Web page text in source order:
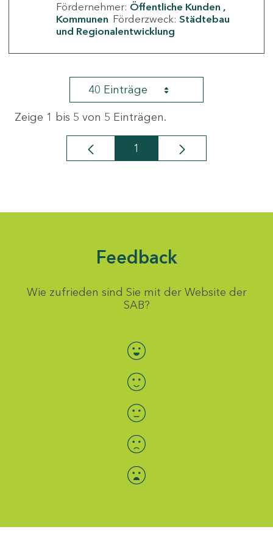
Fördernehmer: Öffentliche Kunden
Kommunen Förderzweck: Städtebau
und Regionalentwicklung
40 Einträge
Zeige 1 bis 5 von 5 Einträgen.
Seite
1
Feedback
Wie zufrieden sind Sie mit der Website der
SAB?
Bewertung auswählen